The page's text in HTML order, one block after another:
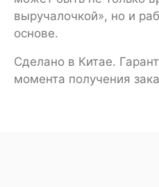
выручалочкой», но и
основе.
Сделано в Китае.
момента получения